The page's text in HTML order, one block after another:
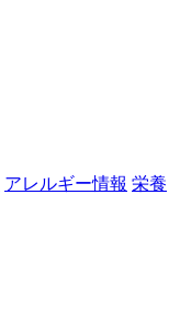
アレルギー情報 栄養